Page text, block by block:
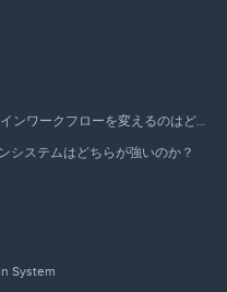
UXPin Forge vs Figma MCP：AI時代のデザインワークフローを変えるのはどちらか？
システムはどちらが強いのか？
System